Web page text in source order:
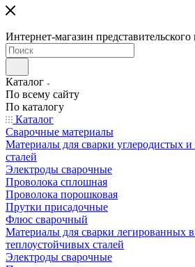
Интернет-магазин представительского
Каталог
По всему сайту
По каталогу
Каталог
Сварочные материалы
Материалы для сварки углеродистых
сталей
Электроды сварочные
Проволока сплошная
Проволока порошковая
Прутки присадочные
Флюс сварочный
Материалы для сварки легированных
теплоустойчивых сталей
Электроды сварочные